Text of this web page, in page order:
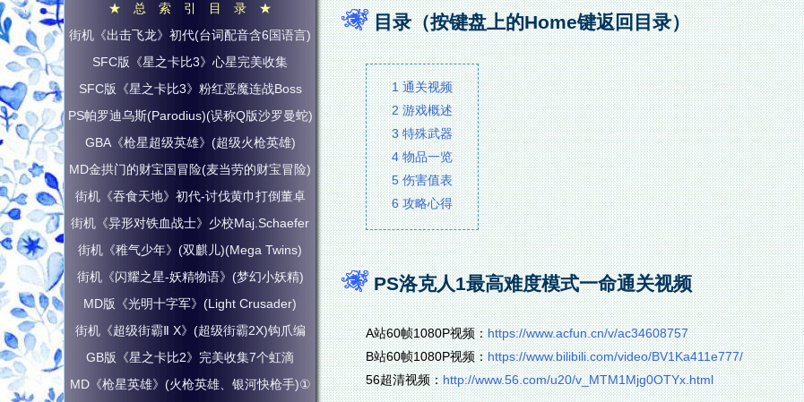
目录（按键盘上的Home键返回目录）
1 通关视频
2 游戏概述
3 特殊武器
4 物品一览
5 伤害值表
6 攻略心得
PS洛克人1最高难度模式一命通关视频
A站60帧1080P视频：https://www.acfun.cn/v/ac34608757
B站60帧1080P视频：https://www.bilibili.com/video/BV1Ka411e777/
56超清视频：http://www.56.com/u20/v_MTM1Mjg0OTYx.html
★ 总 索 引 目 录 ★
街机《出击飞龙》初代(台词配音含6国语言)
SFC版《星之卡比3》心星完美收集
SFC版《星之卡比3》粉红恶魔连战Boss
PS帕罗迪乌斯(Parodius)(误称Q版沙罗曼蛇)
GBA《枪星超级英雄》(超级火枪英雄)
MD金拱门的财宝国冒险(麦当劳的财宝冒险)
街机《吞食天地》初代-讨伐黄巾打倒董卓
街机《异形对铁血战士》少校Maj.Schaefer
街机《稚气少年》(双麒儿)(Mega Twins)
街机《闪耀之星-妖精物语》(梦幻小妖精)
MD版《光明十字军》(Light Crusader)
街机《超级街霸Ⅱ X》(超级街霸2X)钩爪编
GB版《星之卡比2》完美收集7个虹滴
MD《枪星英雄》(火枪英雄、银河快枪手)①